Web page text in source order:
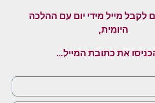
לקבל מייל מידי יום עם ההלכה
היומית,
את כתובת המייל…